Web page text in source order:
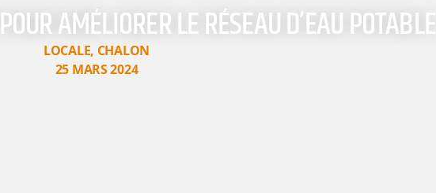
AMÉLIORER LE RÉSEAU D’EAU POTABLE
LOCALE, CHALON
25 MARS 2024